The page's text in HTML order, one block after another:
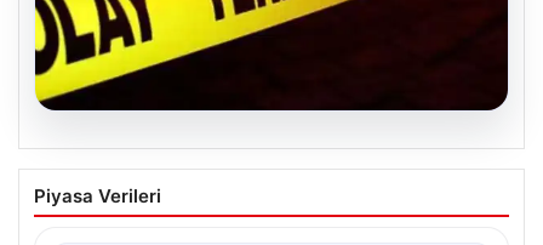
Ceyhan’daki Cinayet 4 Yıl Sonra
Aydınlatıldı: 5 Kişi Gözaltında
Piyasa Verileri